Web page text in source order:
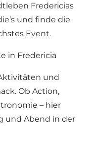
Fredericias
und finde die
Event.
in Fredericia
und
Ob Action,
– hier
und Abend in der